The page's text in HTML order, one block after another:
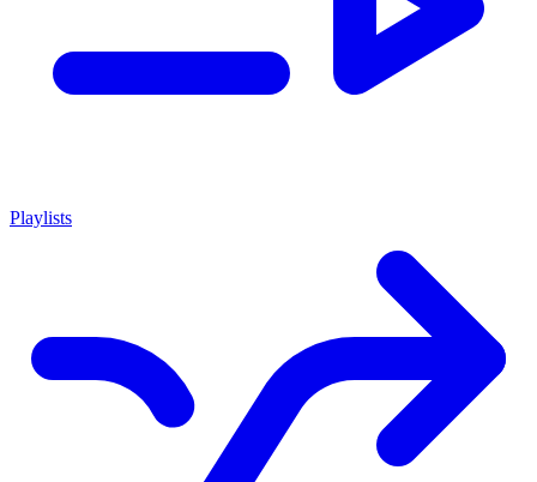
Playlists